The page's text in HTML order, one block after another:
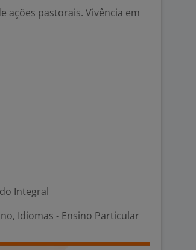
ações pastorais. Vivência em
Integral
Idiomas - Ensino Particular